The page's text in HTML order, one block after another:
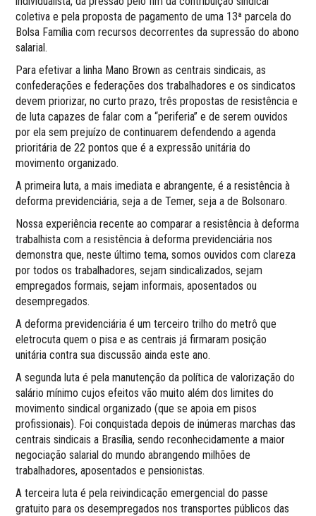
coletiva e pela proposta de pagamento de uma 13ª parcela do
Bolsa Família com recursos decorrentes da supressão do abono
salarial.
Para efetivar a linha Mano Brown as centrais sindicais, as
confederações e federações dos trabalhadores e os sindicatos
devem priorizar, no curto prazo, três propostas de resistência e
de luta capazes de falar com a “periferia” e de serem ouvidos
por ela sem prejuízo de continuarem defendendo a agenda
prioritária de 22 pontos que é a expressão unitária do
movimento organizado.
A primeira luta, a mais imediata e abrangente, é a resistência à
deforma previdenciária, seja a de Temer, seja a de Bolsonaro.
Nossa experiência recente ao comparar a resistência à deforma
trabalhista com a resistência à deforma previdenciária nos
demonstra que, neste último tema, somos ouvidos com clareza
por todos os trabalhadores, sejam sindicalizados, sejam
empregados formais, sejam informais, aposentados ou
desempregados.
A deforma previdenciária é um terceiro trilho do metrô que
eletrocuta quem o pisa e as centrais já firmaram posição
unitária contra sua discussão ainda este ano.
A segunda luta é pela manutenção da política de valorização do
salário mínimo cujos efeitos vão muito além dos limites do
movimento sindical organizado (que se apoia em pisos
profissionais). Foi conquistada depois de inúmeras marchas das
centrais sindicais a Brasília, sendo reconhecidamente a maior
negociação salarial do mundo abrangendo milhões de
trabalhadores, aposentados e pensionistas.
A terceira luta é pela reivindicação emergencial do passe
gratuito para os desempregados nos transportes públicos das